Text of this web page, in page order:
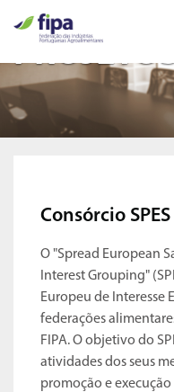
Consórcio SPES
​O "Spread European
Interest Grouping"
Europeu de Interesse
federações
FIPA. O objetivo do
atividades dos seus
promoção e